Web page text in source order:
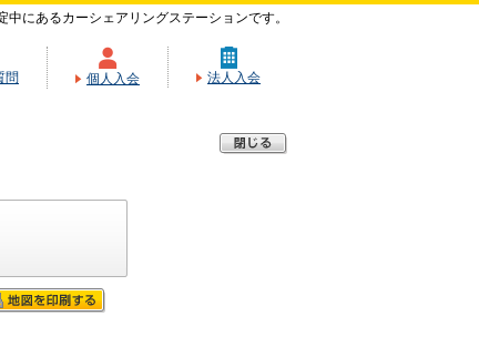
にあるカーシェアリングステーションです。
問 個人入会 法人入会